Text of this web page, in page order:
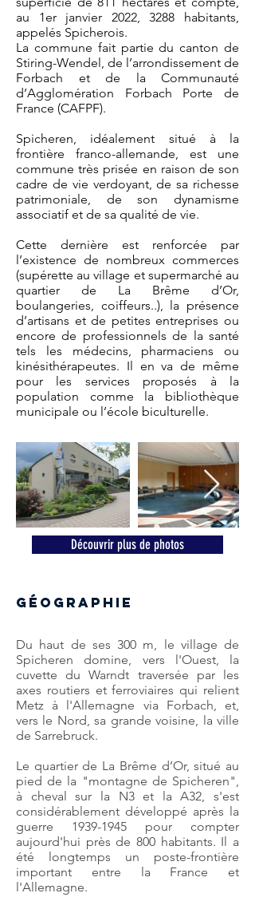
au 1er janvier 2022, 3288 habitants,
appelés Spicherois.
La commune fait partie du canton de
Stiring-Wendel, de l’arrondissement de
Forbach et de la Communauté
d’Agglomération Forbach Porte de
France (CAFPF).
Spicheren, idéalement situé à la
frontière franco-allemande, est une
commune très prisée en raison de son
cadre de vie verdoyant, de sa richesse
patrimoniale, de son dynamisme
associatif et de sa qualité de vie.
Cette dernière est renforcée par
l’existence de nombreux commerces
(supérette au village et supermarché au
quartier de La Brême d’Or,
boulangeries, coiffeurs..), la présence
d’artisans et de petites entreprises ou
encore de professionnels de la santé
tels les médecins, pharmaciens ou
kinésithérapeutes. Il en va de même
pour les services proposés à la
population comme la bibliothèque
municipale ou l’école biculturelle.
Découvrir plus de photos
Géographie
Du haut de ses 300 m, le village de
Spicheren domine, vers l'Ouest, la
cuvette du Warndt traversée par les
axes routiers et ferroviaires qui relient
Metz à l'Allemagne via Forbach, et,
vers le Nord, sa grande voisine, la ville
de Sarrebruck.
Le quartier de La Brême d’Or, situé au
pied de la "montagne de Spicheren",
à cheval sur la N3 et la A32, s'est
considérablement développé après la
guerre 1939-1945 pour compter
aujourd'hui près de 800 habitants. Il a
été longtemps un poste-frontière
important entre la France et
l'Allemagne.